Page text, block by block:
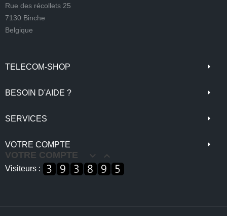
Rue des récollets 25
7130 Binche
Belgique
TELECOM-SHOP
BESOIN D'AIDE ?
SERVICES
VOTRE COMPTE
VOTRE COMPTE  
Visiteurs :